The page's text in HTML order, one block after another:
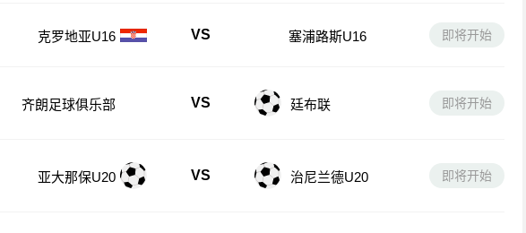
克罗地亚U16 VS 塞浦路斯U16 即将开始
齐朗足球俱乐部 VS 廷布联 即将开始
亚大那保U20 VS 治尼兰德U20 即将开始